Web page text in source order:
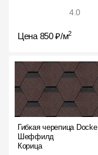
4.0
Цена 850 ₽/м2
Гибкая черепица Docke
Шеффилд
Корица